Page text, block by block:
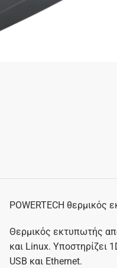
POWERTECH θερμικός
Θερμικός εκτυπωτής
και Linux. Υποστηρίζει
USB και Ethernet.